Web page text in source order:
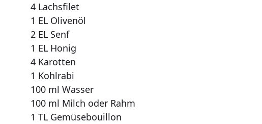
4 Lachsfilet
1 EL Olivenöl
2 EL Senf
1 EL Honig
4 Karotten
1 Kohlrabi
100 ml Wasser
100 ml Milch oder Rahm
1 TL Gemüsebouillon